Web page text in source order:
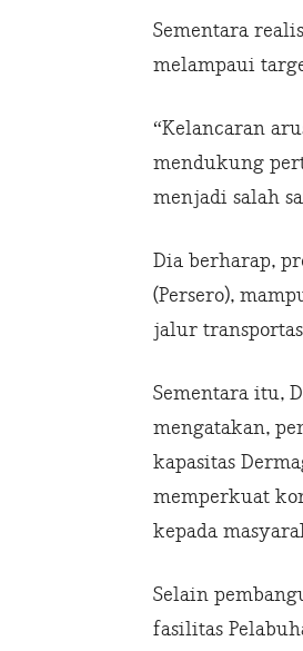
Sementara
melampaui
“Kelancaran
mendukung
menjadi salah
Dia berharap,
(Persero),
jalur
Sementara itu,
mengatakan,
kapasitas
memperkuat
kepada
Selain
fasilitas